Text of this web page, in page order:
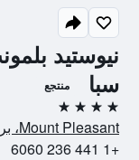
نيوستيد
سبا
منتجع
4 نجوم
Mount Pleasant، برمودا
+1 441 236 6060